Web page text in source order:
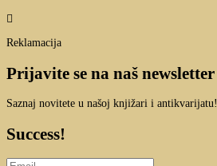

Reklamacija
Prijavite se na naš newsletter
Saznaj novitete u našoj knjižari i antikvarijatu!
Success!